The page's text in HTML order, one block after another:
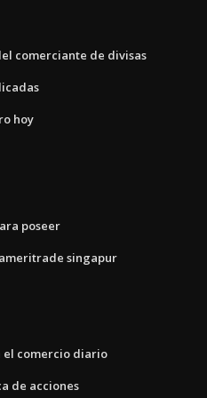
comerciante de divisas
hoy
poseer
singapur
el comercio diario
de acciones